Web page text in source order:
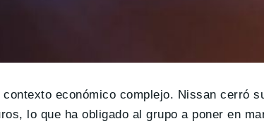
económico complejo. Nissan cerró
lo que ha obligado al grupo a poner en